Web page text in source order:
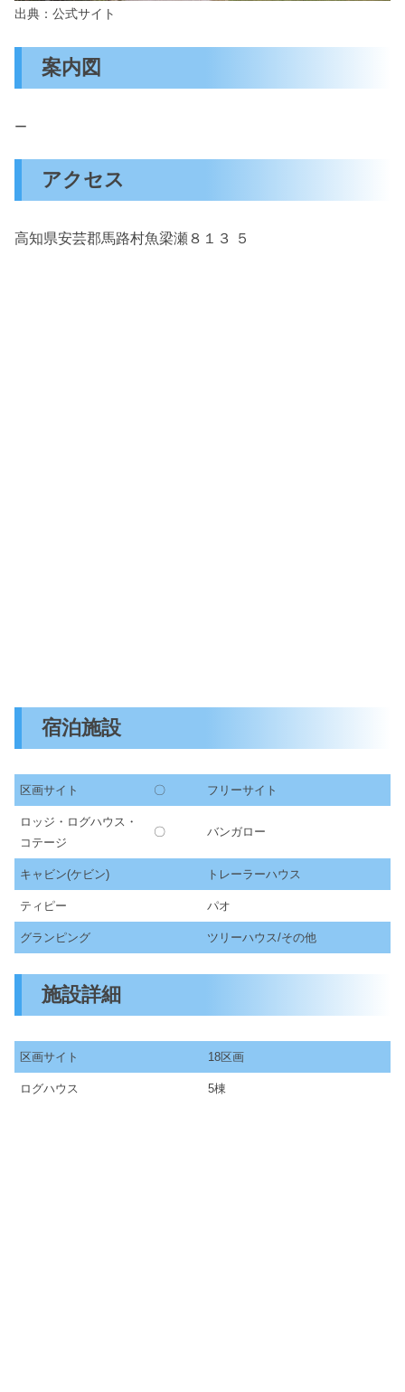
出典：公式サイト
案内図
ー
アクセス
高知県安芸郡馬路村魚梁瀬８１３ ５
宿泊施設
区画サイト 〇 フリーサイト
ロッジ・ログハウス・
コテージ
〇 バンガロー
キャビン(ケビン) トレーラーハウス
ティピー パオ
グランピング ツリーハウス/その他
施設詳細
区画サイト 18区画
ログハウス 5棟